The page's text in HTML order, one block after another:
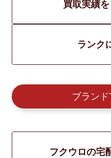
買取実績
ランク
ブラン
フクウロの宅